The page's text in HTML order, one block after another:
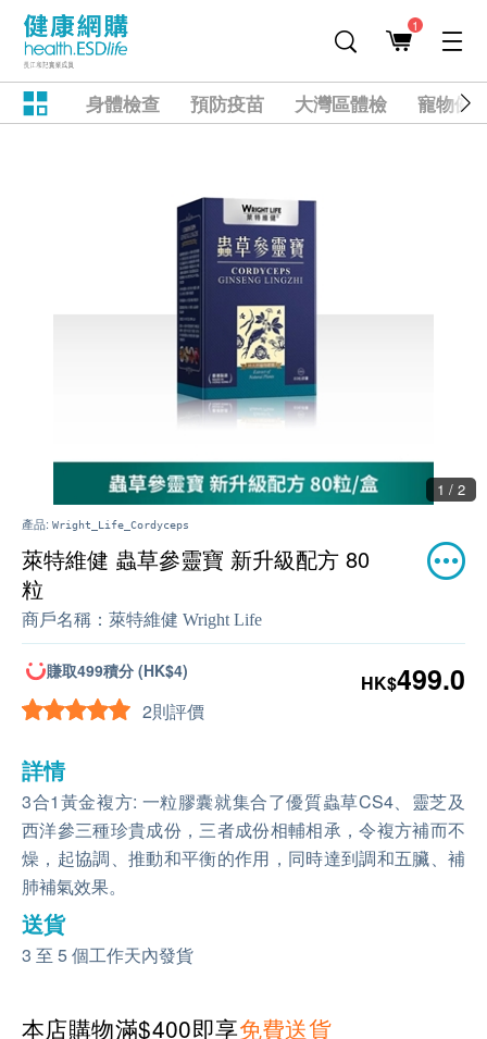
1
身體檢查 預防疫苗 大灣區體檢 寵物健
1 / 2
產品: Wright_Life_Cordyceps
萊特維健 蟲草參靈寶 新升級配方 80
粒
商戶名稱： 萊特維健 Wright Life
賺取499積分 (HK$4)
2則評價
HK$499.0
詳情
3合1黃金複方: 一粒膠囊就集合了優質蟲草CS4、靈芝及
西洋參三種珍貴成份，三者成份相輔相承，令複方補而不
燥，起協調、推動和平衡的作用，同時達到調和五臟、補
肺補氣效果。
送貨
3 至 5 個工作天內發貨
本店購物滿$400即享免費送貨